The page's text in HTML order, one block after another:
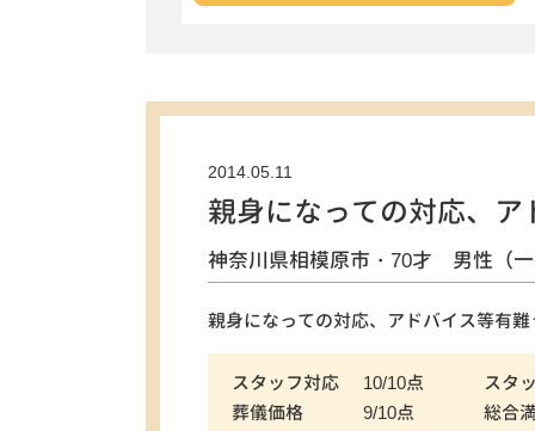
2014.05.11
親身になっての対応、
神奈川県相模原市・70才 男性（
親身になっての対応、アドバイス等有
スタッフ対応 10/10点
スタ
葬儀価格
9/10点 総合